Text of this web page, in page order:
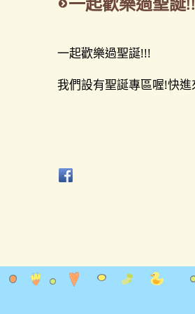
一起歡樂過聖誕!!!
我們設有聖誕專區喔!快